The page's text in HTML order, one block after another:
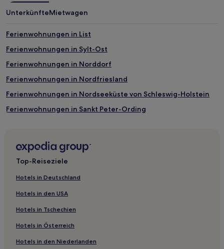
1 Übernachtung
von
gefunden
Preise
Verfügbarkeiten
können
ändern.
können
UnterkünfteMietwagen
Ferienwohnungen in List
Ferienwohnungen in Sylt-Ost
Ferienwohnungen in Norddorf
Ferienwohnungen in Nordfriesland
Ferienwohnungen in Nordseeküste von Schleswig-Holstein
Ferienwohnungen in Sankt Peter-Ording
Rosenkranz Hotels
Wyk auf Föhr Hotels
Nordfriesland: Hotels
Sankt Peter-Ording Hotels
Hotels nahe Bahnhof Morsum
Top-Reiseziele
Hotels in Deutschland
Hotels in den USA
Hotels in Tschechien
Hotels in Österreich
Hotels in den Niederlanden